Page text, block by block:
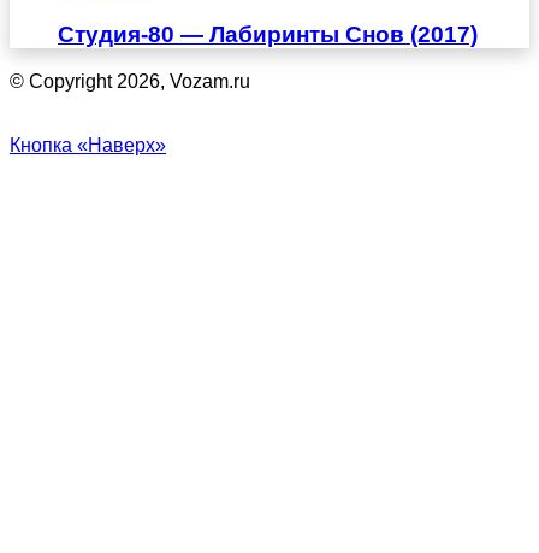
Студия-80 — Лабиринты Cнов (2017)
© Copyright 2026, Vozam.ru
Кнопка «Наверх»